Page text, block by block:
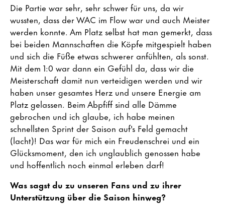
Die Partie war sehr, sehr schwer für uns, da wir
wussten, dass der WAC im Flow war und auch Meister
werden konnte. Am Platz selbst hat man gemerkt, dass
bei beiden Mannschaften die Köpfe mitgespielt haben
und sich die Füße etwas schwerer anfühlten, als sonst.
Mit dem 1:0 war dann ein Gefühl da, dass wir die
Meisterschaft damit nun verteidigen werden und wir
haben unser gesamtes Herz und unsere Energie am
Platz gelassen. Beim Abpfiff sind alle Dämme
gebrochen und ich glaube, ich habe meinen
schnellsten Sprint der Saison auf's Feld gemacht
(lacht)! Das war für mich ein Freudenschrei und ein
Glücksmoment, den ich unglaublich genossen habe
und hoffentlich noch einmal erleben darf!
Was sagst du zu unseren Fans und zu ihrer
Unterstützung über die Saison hinweg?